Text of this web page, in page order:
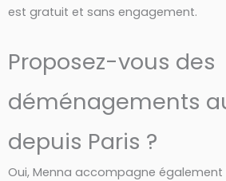
est gratuit et sans engagement.
Proposez-vous des
déménagements
depuis Paris ?
Oui, Menna accompagne